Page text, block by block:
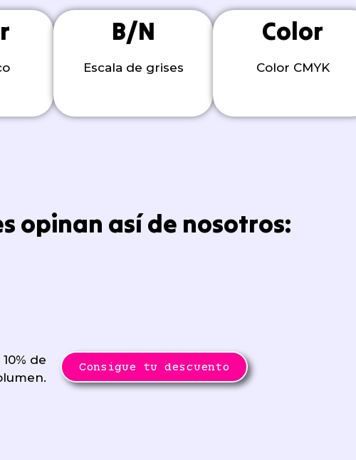
B/N
Escala de grises
Color
Color CMYK
opinan así de nosotros:
de
Consigue tu descuento